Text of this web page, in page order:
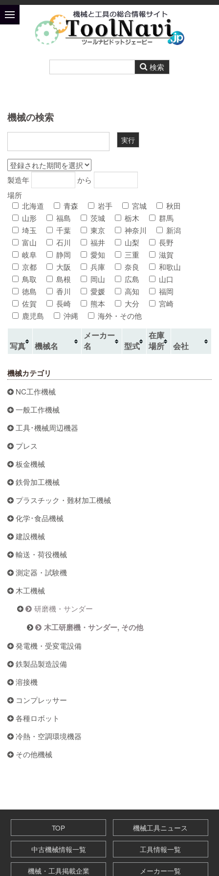
機械の検索
製造年
から
場所
北海道
青森 岩手 宮城
秋田
山形
福島 茨城 栃木
群馬
埼玉
千葉 東京 神奈川
新潟
富山
石川 福井 山梨
長野
岐阜
静岡 愛知 三重
滋賀
京都
大阪 兵庫 奈良
和歌山
鳥取
島根 岡山 広島
山口
徳島
香川 愛媛 高知
福岡
佐賀
長崎 熊本 大分
宮崎
鹿児島
沖縄 海外・その他
写真 機械名
メーカー
名
型式
在庫
場所
会社
機械カテゴリ
NC工作機械
一般工作機械
工具･機械周辺機器
プレス
板金機械
鉄骨加工機械
プラスチック・難材加工機械
化学･食品機械
建設機械
輸送・荷役機械
測定器・試験機
木工機械
研磨機・サンダー
木工研磨機・サンダー, その他
発電機・受変電設備
鉄製品製造設備
溶接機
コンプレッサー
各種ロボット
冷熱・空調環境機器
その他機械
TOP 機械工具ニュース
中古機械情報一覧 工具情報一覧
機械・工具掲載企業 メーカー一覧